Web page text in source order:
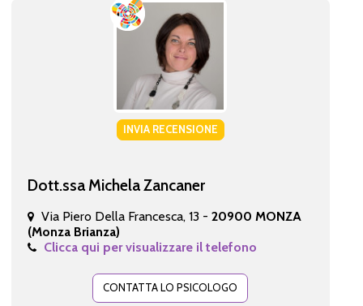
INVIA RECENSIONE
Dott.ssa Michela Zancaner
Via Piero Della Francesca, 13 - 20900 MONZA
(Monza Brianza)
Clicca qui per visualizzare il telefono
CONTATTA LO PSICOLOGO